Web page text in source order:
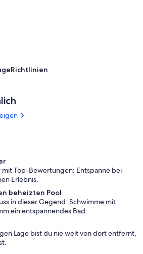
Speisen im Freien
Richtlinien
mit Top-Bewertungen: Entspanne bei
Erlebnis.
beheizten Pool
in dieser Gegend: Schwimme mit
ein entspannendes Bad.
Lage bist du nie weit von dort entfernt,